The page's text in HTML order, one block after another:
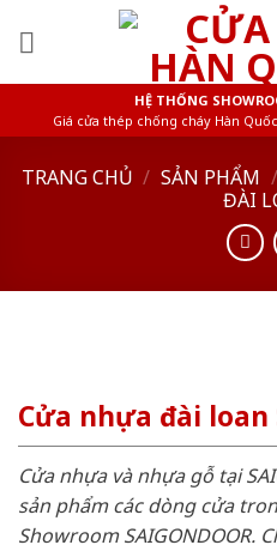
HỆ THỐNG
Giá cửa thép chống cháy Hàn
TRANG CHỦ / SẢN PHẨM /
ĐÀI
Cửa nhựa đài loan
Cửa nhựa và nhựa gỗ tại
sản phẩm các dòng cửa
Showroom SAIGONDOOR.